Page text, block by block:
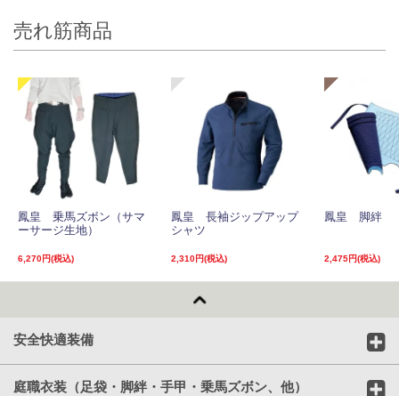
売れ筋商品
鳳皇 乗馬ズボン（サマ
ーサージ生地）
6,270円(税込)
鳳皇 長袖ジップアップ
シャツ
2,310円(税込)
鳳皇 脚絆
2,475円(税込)
安全快適装備
庭職衣装（足袋・脚絆・手甲・乗馬ズボン、他）